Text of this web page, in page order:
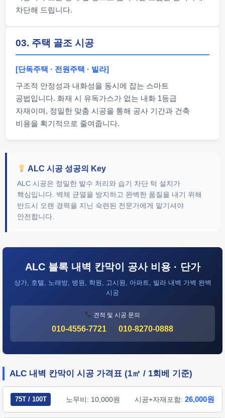
차단해 드립니다.
03. 주택 골조 시공
[단독주택 · 전원주택 · 빌라]
구조적 안정성과 내화성을 동시에 잡는 스마트
공법입니다. 화재 시 유독가스가 없는 내화 1등급
자재이며, 정밀한 맞춤 시공을 통해 공사 기간과 건축
비용을 획기적으로 줄여줍니다.
ALC 시공 성공의 Key
ALC 시공은 정밀한 발수 처리와 습기 차단 턱 설치가
핵심입니다. 벽체 균열을 방지하고 완벽한 품질을 내기 위해
반드시 오랜 경력을 지닌 숙련된 전문가에게 맡기셔야
안전합니다.
ALC 블록 내벽 칸막이 공사 비용 · 단가
상가, 호텔, 노래방, 병원, 학원, 고시원, 아파트, 빌라 내벽 가벽 완벽
시공
견적 및 시공 문의
010-4556-7721 010-8270-0888
ALC 내벽 칸막이 시공 가격표 (1㎡ / 1회베 기준)
75T / 100T 노무비: 10,000원 시공+자재포함: 26,000원